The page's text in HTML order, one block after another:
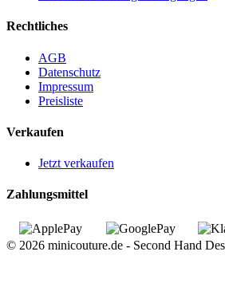
Rechtliches
AGB
Datenschutz
Impressum
Preisliste
Verkaufen
Jetzt verkaufen
Zahlungsmittel
© 2026 minicouture.de - Second Hand